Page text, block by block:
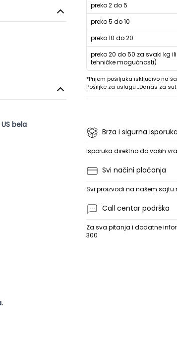
bela
preko 2 do 5
preko 5 do 10
preko 10 do 20
preko 20 do 50 za svaki kg
tehničke mogućnosti)
*Prijem pošiljaka isključivo na
Pošiljke za uslugu „Danas za
Brza i sigurna isporuka
Isporuka direktno do vaših
Svi načini plaćanja
Svi proizvodi na našem
Call centar podrška
Za sva pitanja i dodatne
300